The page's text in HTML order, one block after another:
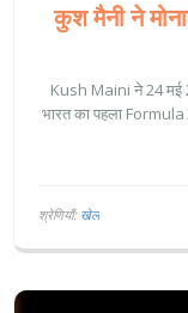
कुश मैनी ने
Kush Maini ने 24 मई
भारत का पहला Formula
श्रेणियाँ: खेल